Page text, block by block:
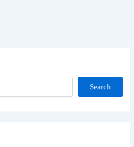
Search